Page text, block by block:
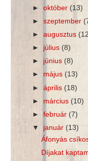
►október (13)
►szeptember
►augusztus
► július(8)
► június (8)
► május (13)
►április (18)
► március (10)
►február(7)
▼ január (13)
Áfonyás
Díjakat